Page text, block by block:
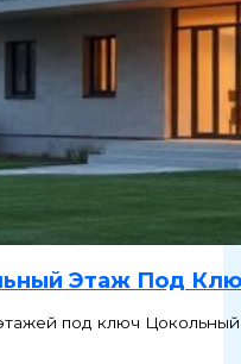
Этаж Под
под ключ